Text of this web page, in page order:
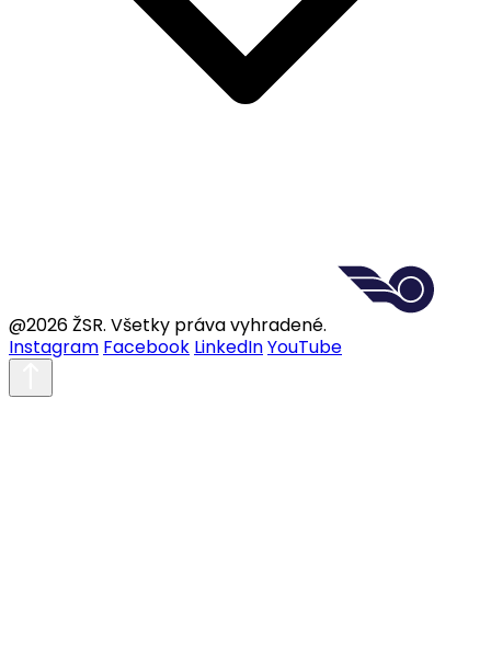
@2026 ŽSR. Všetky práva vyhradené.
Instagram Facebook LinkedInYouTube